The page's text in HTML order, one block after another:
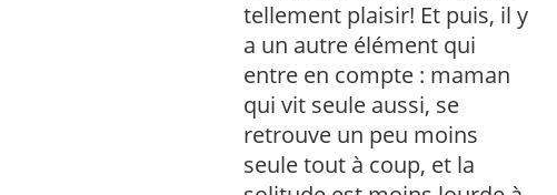
tellement plaisir! Et puis, il y
a un autre élément qui
entre en compte : maman
qui vit seule aussi, se
retrouve un peu moins
seule tout à coup, et la